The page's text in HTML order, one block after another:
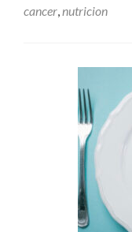
cancer,nutricion